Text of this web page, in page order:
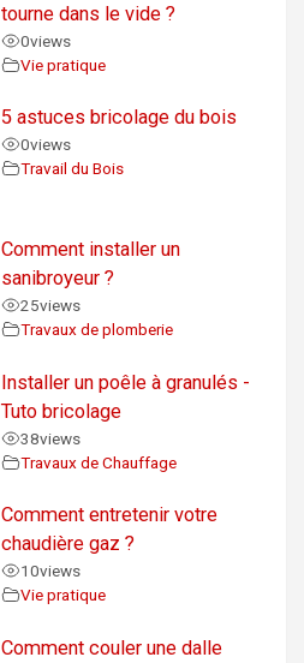
tourne dans le vide ?
0views
Vie pratique
5 astuces bricolage du bois
0views
Travail du Bois
Comment installer un
sanibroyeur ?
25views
Travaux de plomberie
Installer un poêle à granulés -
Tuto bricolage
38views
Travaux de Chauffage
Comment entretenir votre
chaudière gaz ?
10views
Vie pratique
Comment couler une dalle